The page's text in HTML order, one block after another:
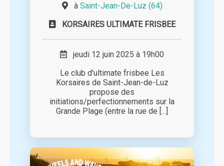
à Saint-Jean-De-Luz (64)
KORSAIRES ULTIMATE FRISBEE
jeudi 12 juin 2025 à 19h00
Le club d'ultimate frisbee Les
Korsaires de Saint-Jean-de-Luz
propose des
initiations/perfectionnements sur la
Grande Plage (entre la rue de [...]